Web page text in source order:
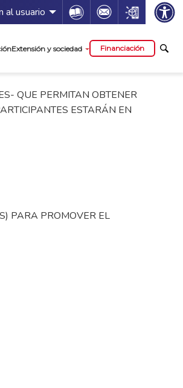
al usuario Icon Icon Icon
Extensión y sociedad Financiación
QUE PERMITAN OBTENER
ESTARÁN EN
PARA PROMOVER EL